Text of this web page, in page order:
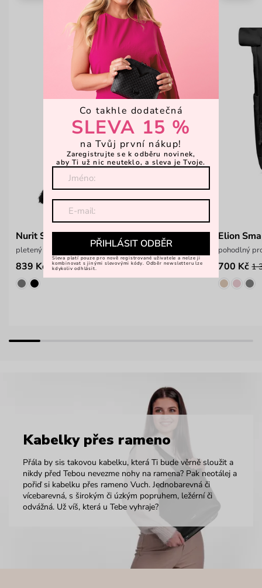
Nurit Set Black
pletený set šály a čepice s bambulí
839 Kč 1 199 Kč
Elion
pohodlný
700 Kč 1
Kabelky přes rameno
Přála by sis takovou kabelku, která Ti bude věrně sloužit a
nikdy před Tebou nevezme nohy na ramena? Pak neotálej a
pořiď si kabelku přes rameno Vuch. Jednobarevná či
vícebarevná, s širokým či úzkým popruhem, ležérní či
odvážná. Už víš, která u Tebe vyhraje?
Co takhle dodatečná
SLEVA 15 %
na Tvůj první nákup!
Zaregistrujte se k odběru novinek,
aby Ti už nic neuteklo, a sleva je Tvoje.
PŘIHLÁSIT ODBĚR
Sleva platí pouze pro nově registrované uživatele a nelze ji
kombinovat s jinými slevovými kódy. Odběr newsletteru lze
kdykoliv odhlásit.